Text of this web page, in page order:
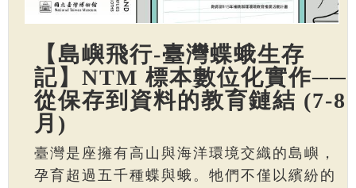
【島嶼飛行-臺灣蝶蛾生存
記】NTM 標本數位化實作──
從保存到資料的教育鏈結 (7-8
月)
臺灣是座擁有高山與海洋環境交織的島嶼，
孕育超過五千種蝶與蛾。牠們不僅以繽紛的